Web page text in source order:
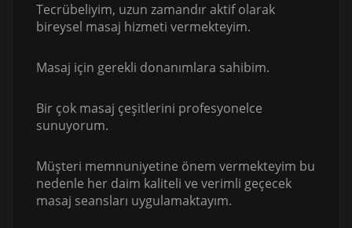
Tecrübeliyim, uzun zamandır aktif olarak
bireysel masaj hizmeti vermekteyim.
Masaj için gerekli donanımlara sahibim.
Bir çok masaj çeşitlerini profesyonelce
sunuyorum.
Müşteri memnuniyetine önem vermekteyim bu
nedenle her daim kaliteli ve verimli geçecek
masaj seansları uygulamaktayım.